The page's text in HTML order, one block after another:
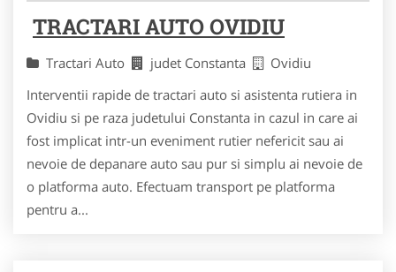
TRACTARI AUTO OVIDIU
Tractari Auto judet Constanta
Ovidiu
Interventii rapide de tractari auto si asistenta rutiera in
Ovidiu si pe raza judetului Constanta in cazul in care ai
fost implicat intr-un eveniment rutier nefericit sau ai
nevoie de depanare auto sau pur si simplu ai nevoie de
o platforma auto. Efectuam transport pe platforma
pentru a...